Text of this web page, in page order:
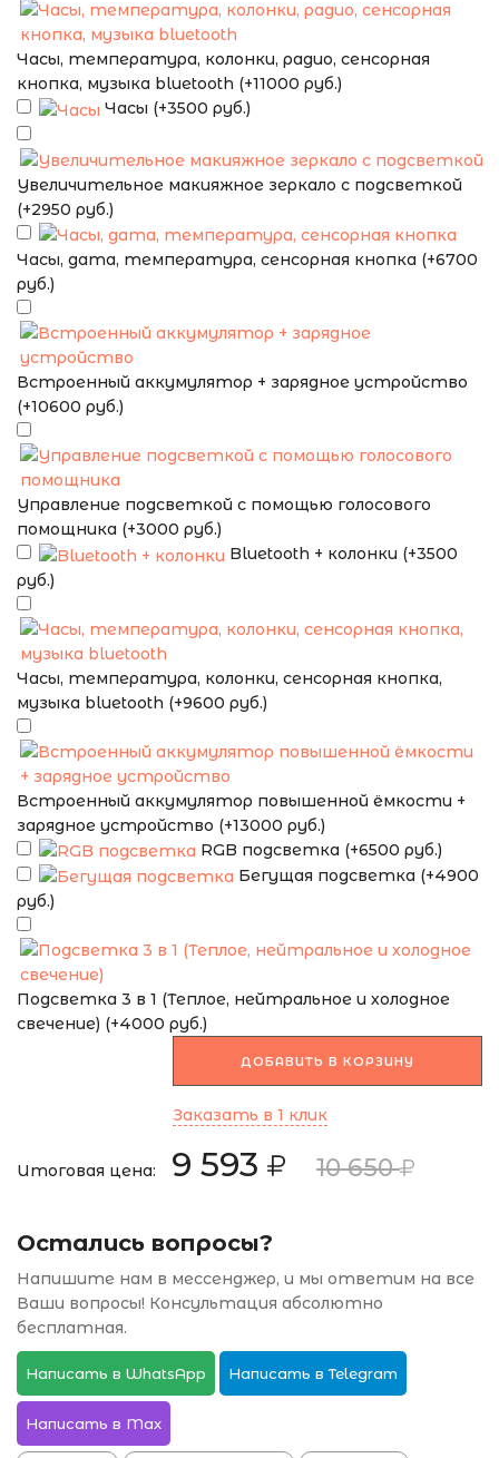
Часы, температура, колонки, радио, сенсорная
кнопка, музыка bluetooth (+11000 руб.)
Часы (+3500 руб.)
Увеличительное макияжное зеркало с подсветкой
(+2950 руб.)
Часы, дата, температура, сенсорная кнопка (+6700
руб.)
Встроенный аккумулятор + зарядное устройство
(+10600 руб.)
Управление подсветкой с помощью голосового
помощника (+3000 руб.)
Bluetooth + колонки (+3500
руб.)
Часы, температура, колонки, сенсорная кнопка,
музыка bluetooth (+9600 руб.)
Встроенный аккумулятор повышенной ёмкости +
зарядное устройство (+13000 руб.)
RGB подсветка (+6500 руб.)
Бегущая подсветка (+4900
руб.)
Подсветка 3 в 1 (Теплое, нейтральное и холодное
свечение) (+4000 руб.)
ДОБАВИТЬ В КОРЗИНУ
Заказать в 1 клик
Итоговая цена: 9 593 10 650
Остались вопросы?
Напишите нам в мессенджер, и мы ответим на все
Ваши вопросы! Консультация абсолютно
бесплатная.
Написать в WhatsApp Написать в Telegram
Написать в Max